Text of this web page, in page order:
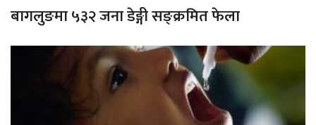
बागलुङमा ५३२ जना डेङ्गी सङ्क्रमित फेला